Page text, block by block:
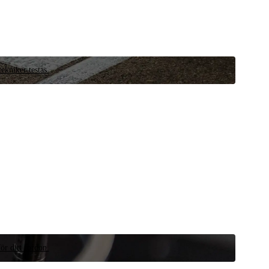
testas.
ditt fordon.